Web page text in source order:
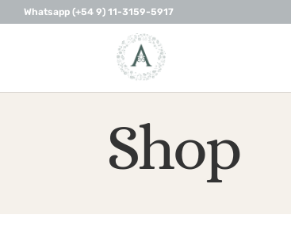
Whatsapp (+54 9) 11-3159-5917
Shop